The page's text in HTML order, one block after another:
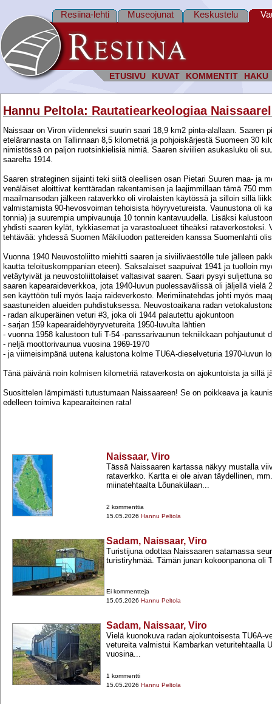
ETUSIVU KUVAT KOMMENTIT HAKU
Resiina-lehti Museojunat Keskustelu
Hannu Peltola: Rautatiearkeologiaa
Naissaar on Viron viidenneksi suurin saari 18,9 km2 pinta-alallaan.
etelärannasta on Tallinnaan 8,5 kilometriä ja pohjoiskärjestä Suomeen 30
nimistössä on paljon ruotsinkielisiä nimiä. Saaren siviilien asukasluku oli
saarelta 1914.
Saaren strateginen sijainti teki siitä oleellisen osan Pietari Suuren maa- ja
venäläiset aloittivat kenttäradan rakentamisen ja laajimmillaan tämä 750
maailmansodan jälkeen rataverkko oli virolaisten käytössä ja silloin sillä
valmistamista 90-hevosvoiman tehoisista höyryvetureista. Vaunustona oli
tonnia) ja suurempia umpivaunuja 10 tonnin kantavuudella. Lisäksi
yhdisti saaren kylät, tykkiasemat ja varastoalueet tiheäksi rataverkostoksi.
tehtävää: yhdessä Suomen Mäkiluodon pattereiden kanssa Suomenlahti
Vuonna 1940 Neuvostoliitto miehitti saaren ja siviiliväestölle tule jälleen
kautta teloituskomppanian eteen). Saksalaiset saapuivat 1941 ja tuolloin
vetäytyivät ja neuvostoliittolaiset valtasivat saaren. Saari pysyi suljettuna
saaren kapearaideverkkoa, jota 1940-luvun puolessavälissä oli jäljellä
sen käyttöön tuli myös laaja raideverkosto. Merimiinatehdas johti myös
saastuneiden alueiden puhdistuksessa. Neuvostoaikana radan
- radan alkuperäinen veturi #3, joka oli 1944 palautettu ajokuntoon
- sarjan 159 kapearaidehöyryvetureita 1950-luvulta lähtien
- vuonna 1958 kalustoon tuli T-54 -panssarivaunun tekniikkaan pohjautunut
- neljä moottorivaunua vuosina 1969-1970
- ja viimeisimpänä uutena kalustona kolme TU6A-dieselveturia 1970-luvun
Tänä päivänä noin kolmisen kilometriä rataverkosta on ajokuntoista ja sillä
Suosittelen lämpimästi tutustumaan Naissaareen! Se on poikkeava ja
edelleen toimiva kapearaiteinen rata!
Naissaar, Viro
Tässä Naissaaren kartassa näkyy mustalla
rataverkko. Kartta ei ole aivan täydellinen,
miinatehtaalta Lõunakülaan...
2 kommenttia
15.05.2026 Hannu Peltola
Sadam, Naissaar, Viro
Turistijuna odottaa Naissaaren satamassa
turistiryhmää. Tämän junan kokoonpanona oli
Ei kommentteja
15.05.2026 Hannu Peltola
Sadam, Naissaar, Viro
Vielä kuonokuva radan ajokuntoisesta TU6A-​
vetureita valmistui Kambarkan veturitehtaalla
vuosina...
1 kommentti
15.05.2026 Hannu Peltola